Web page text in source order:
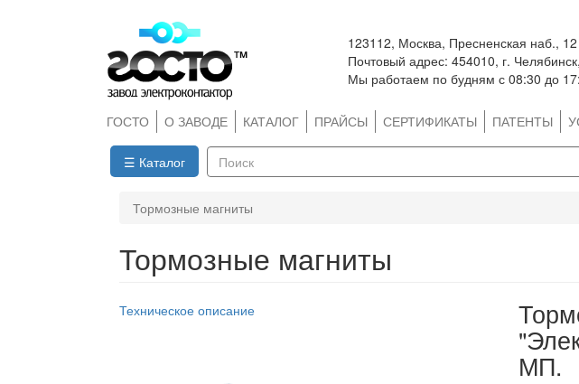
123112, Москва, Пресненская наб., 12
Почтовый адрес: 454010, г.
Мы работаем по будням с 08:30 до
ГОСТО О ЗАВОДЕ КАТАЛОГ ПРАЙСЫ СЕРТИФИКАТЫ ПАТЕНТЫ
☰ Каталог
Тормозные магниты
Тормозные магниты
Техническое описание
МП.